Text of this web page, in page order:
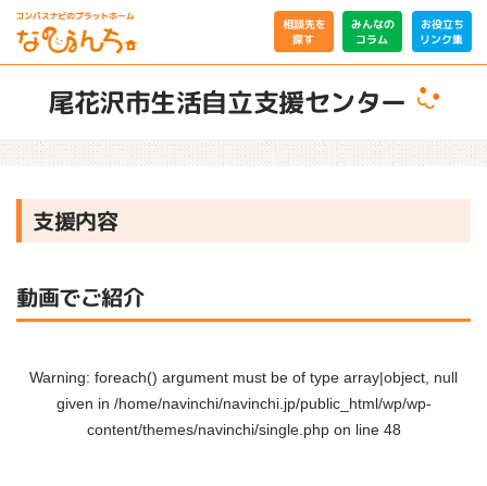
相談先を
探す
みんなの
コラム
お役立ち
リンク集
尾花沢市生活自立支援センター
支援内容
動画でご紹介
Warning: foreach() argument must be of type array|object, null
given in /home/navinchi/navinchi.jp/public_html/wp/wp-
content/themes/navinchi/single.phpon line 48